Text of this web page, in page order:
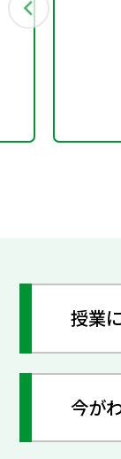
授業
今が